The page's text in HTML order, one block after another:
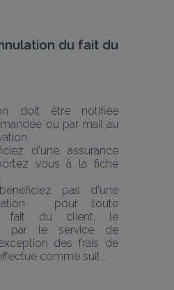
du fait du
doit être notifiée
ou par mail au
d'une assurance
vous à la fiche
pas d'une
: pour toute
fait du client, le
par le service de
des frais de
comme suit :